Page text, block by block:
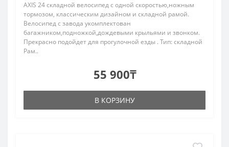
AXIS 24 складной велосипед с одной скоростью,ножным
тормозом, классическим дизайном и складной рамой.
Велосипед с завода укомплектован
багажником,подножкой,дождевыми крыльями и звонком.
Прекрасно подойдет для прогулочной езды . Тип: складной
Рам..
55 900₸
В КОРЗИНУ